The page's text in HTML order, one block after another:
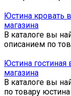
Юстина кровать
магазина
В каталоге вы
описанием по
Юстина
магазина
В каталоге вы
по товару